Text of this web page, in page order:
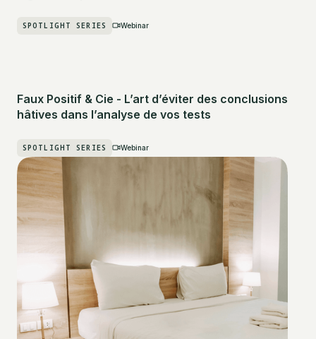
SPOTLIGHT SERIES Webinar
Faux Positif & Cie - L’art d’éviter des conclusions
hâtives dans l’analyse de vos tests
SPOTLIGHT SERIES Webinar